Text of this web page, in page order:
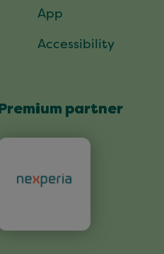
App
Accessibility
Premium partner